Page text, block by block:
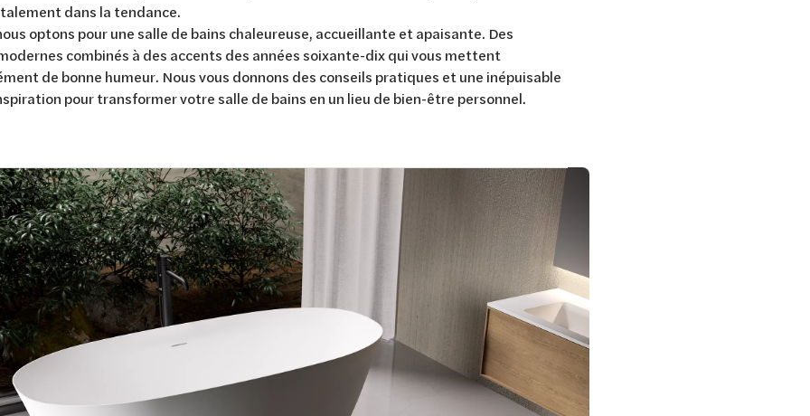
dans la tendance.
optons pour une salle de bains chaleureuse, accueillante et apaisante. Des
combinés à des accents des années soixante-dix qui vous mettent
de bonne humeur. Nous vous donnons des conseils pratiques et une inépuisable
pour transformer votre salle de bains en un lieu de bien-être personnel.